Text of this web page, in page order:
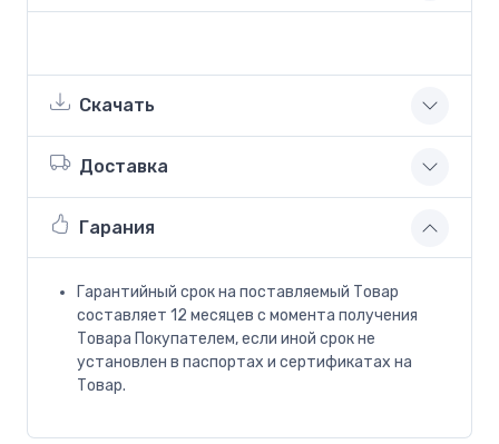
Скачать
Доставка
Гарания
Гарантийный срок на поставляемый Товар
составляет 12 месяцев с момента получения
Товара Покупателем, если иной срок не
установлен в паспортах и сертификатах на
Товар.